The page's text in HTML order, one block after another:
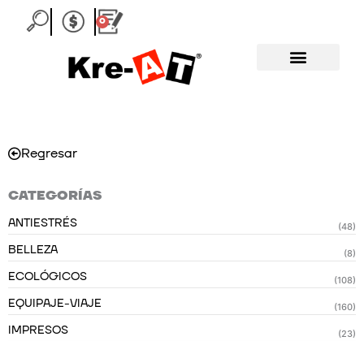
0
Carrito
Regresar
CATEGORÍAS
ANTIESTRÉS (48)
BELLEZA (8)
ECOLÓGICOS (108)
EQUIPAJE-VIAJE (160)
IMPRESOS (23)